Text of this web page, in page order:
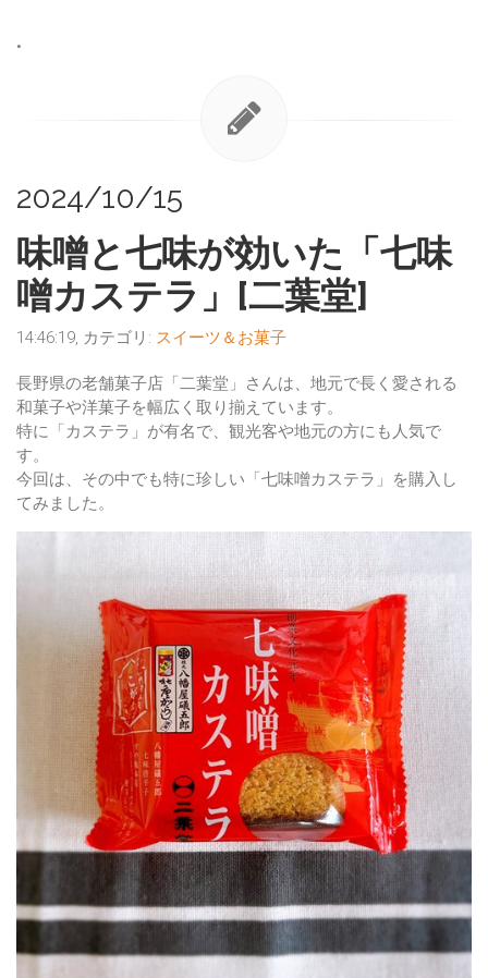
•
2024/10/15
味噌と七味が効いた「七味
噌カステラ」[二葉堂]
14:46:19, カテゴリ: スイーツ＆お菓子
長野県の老舗菓子店「二葉堂」さんは、地元で長く愛される
和菓子や洋菓子を幅広く取り揃えています。
特に「カステラ」が有名で、観光客や地元の方にも人気で
す。
今回は、その中でも特に珍しい「七味噌カステラ」を購入し
てみました。